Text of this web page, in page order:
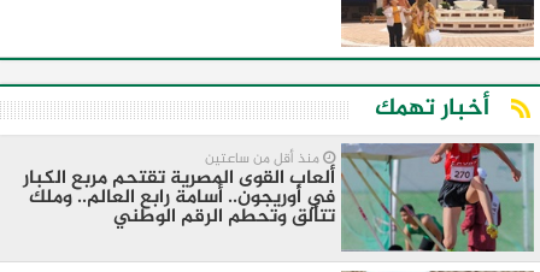
أخبار تهمك
منذ أقل من ساعتين
ألعاب القوى المصرية تقتحم مربع الكبار
في أوريجون.. أسامة رابع العالم.. وملك
تتألق وتحطم الرقم الوطني